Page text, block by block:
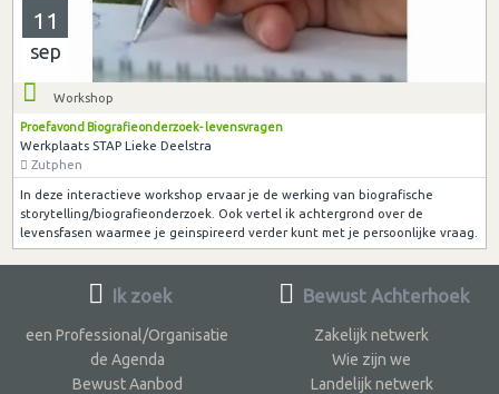
11
sep
Workshop
Proefavond Biografieonderzoek- levensvragen
Werkplaats STAP Lieke Deelstra
Zutphen
In deze interactieve workshop ervaar je de werking van biografische
storytelling/biografieonderzoek. Ook vertel ik achtergrond over de
levensfasen waarmee je geinspireerd verder kunt met je persoonlijke vraag.
Ik zoek
een Professional/Organisatie
de Agenda
Bewust Aanbod
Bewust Achterhoek
Zakelijk netwerk
Wie zijn we
Landelijk netwerk